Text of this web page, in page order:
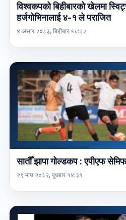
विश्वकपको बिहीबारको खेलमा
हर्जगोभिनालाई ४-१ ले पराजित
४ असार २०८३, बिहीबार १८:२२
सातौँ झापा गोल्डकप : एपीएफ
२९ माघ २०८२, बुधबार १४:३१